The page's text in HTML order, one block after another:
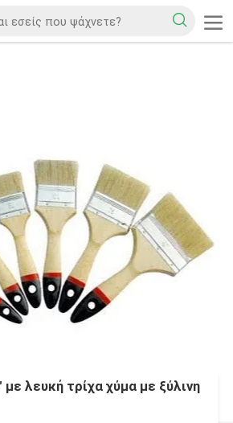
λευκή τρίχα χύμα με ξύλινη